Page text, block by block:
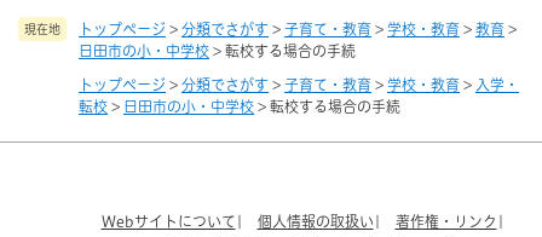
現在地 トップページ > 分類でさがす > 子育て・教育 > 学校・教育 > 教育 >
日田市の小・中学校 > 転校する場合の手続
トップページ > 分類でさがす > 子育て・教育 > 学校・教育 > 入学・
転校 > 日田市の小・中学校 > 転校する場合の手続
Webサイトについて 個人情報の取扱い
著作権・リンク